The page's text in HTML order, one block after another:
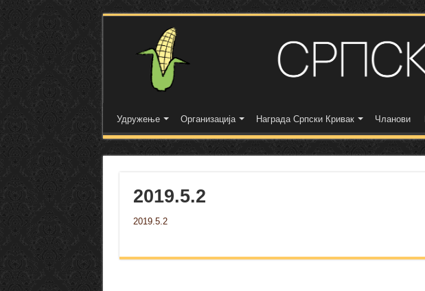
Удружење Организација Награда Српски Кривак Чланови
2019.5.2
2019.5.2